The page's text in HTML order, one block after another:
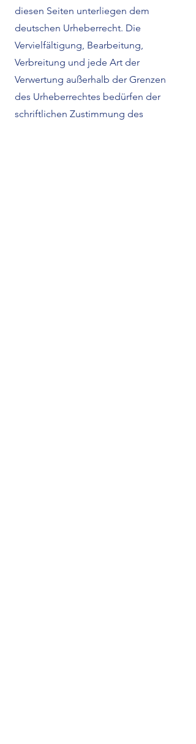
diesen Seiten unterliegen dem
deutschen Urheberrecht. Die
Vervielfältigung, Bearbeitung,
Verbreitung und jede Art der
Verwertung außerhalb der Grenzen
des Urheberrechtes bedürfen der
schriftlichen Zustimmung des